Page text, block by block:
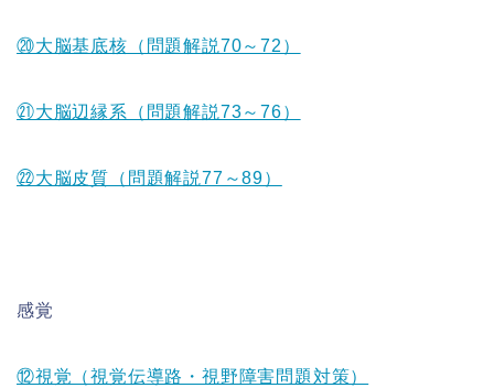
⑳大脳基底核（問題解説70～72）
㉑大脳辺縁系（問題解説73～76）
㉒大脳皮質（問題解説77～89）
感覚
⑫視覚（視覚伝導路・視野障害問題対策）